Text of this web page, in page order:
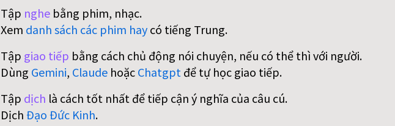
Tập nghebằng phim, nhạc.
Xem danh sách các phim haycó tiếng Trung.
Tập giao tiếp bằng cách chủ động nói chuyện, nếu có thể thì với người.
Dùng Gemini, ClaudehoặcChatgpt để tự học giao tiếp.
Tập dịch là cách tốt nhất để tiếp cận ý nghĩa của câu cú.
DịchĐạo Đức Kinh.